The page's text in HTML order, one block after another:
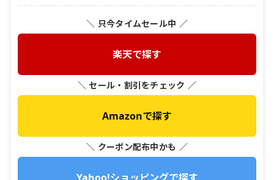
＼ 只今タイムセール中 ／
楽天で探す
＼ セール・割引をチェック ／
Amazonで探す
＼ クーポン配布中かも ／